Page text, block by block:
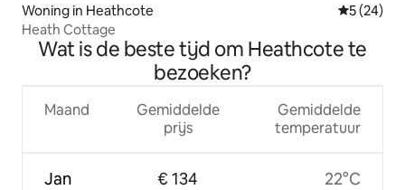
Woning in Heathcote
5 (24)
Heath Cottage
Wat is de beste tijd om Heathcote te
bezoeken?
Maand
Jan
Gemiddelde
prijs
€ 134
Gemiddelde
temperatuur
22°C